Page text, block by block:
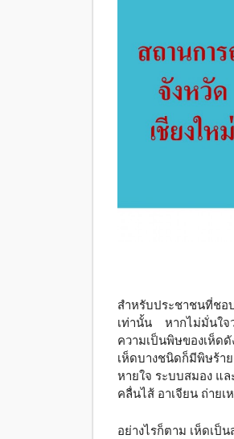
สำหรับประชาชนที่ชอ
เท่านั้น หากไม่มั่นใจ
ความเป็นพิษของเห็ด
เห็ดบางชนิดก็มีพิษร้า
หายใจ ระบบสมอง แ
คลื่นไส้ อาเจียน ถ่าย
อย่างไรก็ตาม เห็ดเ